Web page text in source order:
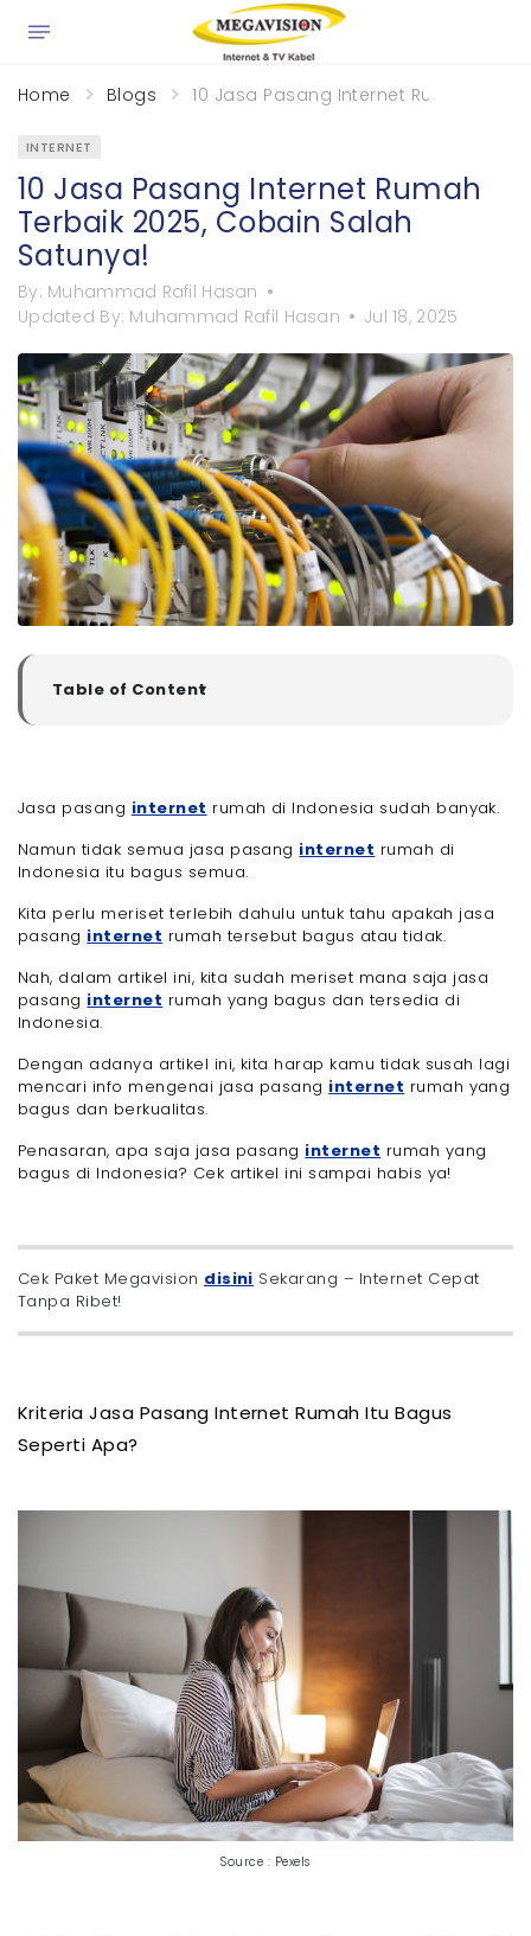
Home Blogs 10 Jasa Pasang Internet Rumah
INTERNET
10 Jasa Pasang Internet Rumah
Terbaik 2025, Cobain Salah
Satunya!
By: Muhammad Rafil Hasan
Updated By: Muhammad Rafil Hasan Jul 18, 2025
Table of Content
▼
- 2. Area Cakupan Luas
- 4. Layanan Pelanggan Responsif
- 6. Tanpa FUP (Fair Usage Policy)
- 7. Tersedia Fitur Tambahan
- 8. Reputasi dan Ulasan Positif
- 9. Dukungan Teknologi Terkini
- 10. Tersedia Layanan After Sales
Rekomendasi Jasa Pasang Internet Rumah Terbaik di
Indonesia 2025
- 1. Megavision
- 3. First Media
- 6. Oxygen.id
- 7. CBN Fiber
- 8. Iconnet
- 9. XL Home
Provider WiFi yang Direkomendasikan?
Akhir Kata
Jasa pasang internet rumah di Indonesia sudah banyak.
Namun tidak semua jasa pasang internet rumah di
Indonesia itu bagus semua.
Kita perlu meriset terlebih dahulu untuk tahu apakah jasa
pasang internet rumah tersebut bagus atau tidak.
Nah, dalam artikel ini, kita sudah meriset mana saja jasa
pasang internet rumah yang bagus dan tersedia di
Indonesia.
Dengan adanya artikel ini, kita harap kamu tidak susah lagi
mencari info mengenai jasa pasang internet rumah yang
bagus dan berkualitas.
Penasaran, apa saja jasa pasang internet rumah yang
bagus di Indonesia? Cek artikel ini sampai habis ya!
Cek Paket Megavision disini Sekarang – Internet Cepat
Tanpa Ribet!
Kriteria Jasa Pasang Internet Rumah Itu Bagus
Seperti Apa?
Source : Pexels